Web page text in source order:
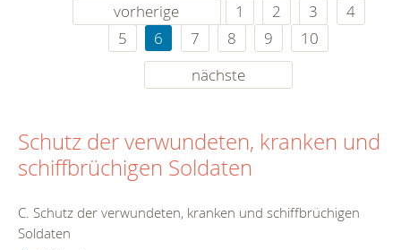
vorherige 1 2 3
4
5
6 7 8 9
10
nächste
Schutz der verwundeten, kranken und
schiffbrüchigen Soldaten
C. Schutz der verwundeten, kranken und schiffbrüchigen
Soldaten